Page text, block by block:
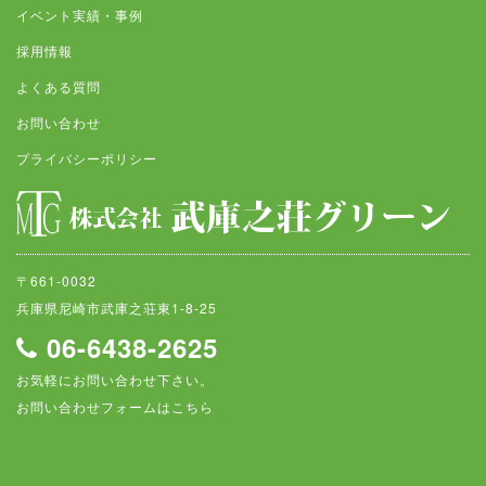
イベント実績・事例
採用情報
よくある質問
お問い合わせ
プライバシーポリシー
〒661-0032
兵庫県尼崎市武庫之荘東1-8-25
06-6438-2625
お気軽にお問い合わせ下さい。
お問い合わせフォームはこちら